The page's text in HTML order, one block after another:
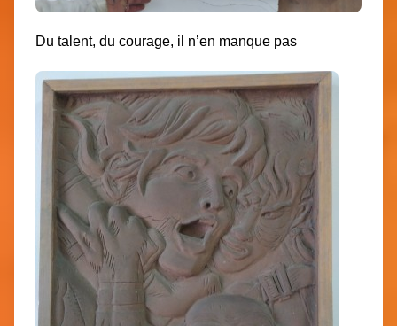
Du talent, du courage, il n’en manque pas